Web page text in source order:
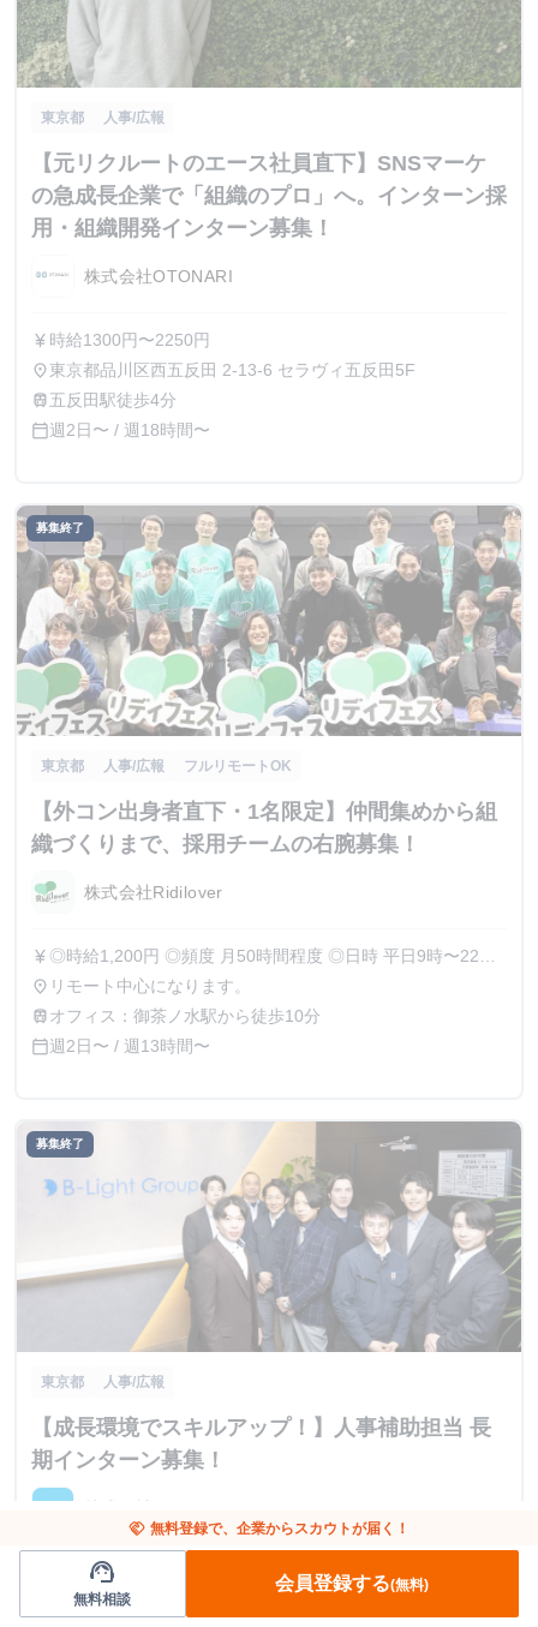
東京都 人事/広報
【元リクルートのエース社員直下】SNSマーケ
の急成長企業で「組織のプロ」へ。インターン採
用・組織開発インターン募集！
株式会社OTONARI
currency_yen 時給1300円〜2250円
place東京都品川区西五反田 2-13-6 セラヴィ五反田5F
train 五反田駅徒歩4分
calendar_today週2日〜 / 週18時間〜
募集終了
東京都 人事/広報 フルリモートOK
【外コン出身者直下・1名限定】仲間集めから組
織づくりまで、採用チームの右腕募集！
株式会社Ridilover
currency_yen ◎時給1,200円 ◎頻度 月50時間程度 ◎日時 平日9時〜22時
の中からタイムフレックスで柔軟に勤務可 ◎期間 最低6ヶ月
間から勤務可能です。（相談可） フレックス勤務で、かつ
す。 授業の合間の数時間を活用したり、授業終了後の夜の
ができます。
place リモート中心になります。
train オフィス：御茶ノ水駅から徒歩10分
calendar_today週2日〜 / 週13時間〜
募集終了
東京都 人事/広報
【成長環境でスキルアップ！】人事補助担当 長
期インターン募集！
株式会社ビーライトネオ
時給1,300円～
東京都墨田区両国4丁目31-11 ヒューリック両国ビル4階
handshake 無料登録で、企業からスカウトが届く！
support_agent
無料相談
会員登録する(無料)